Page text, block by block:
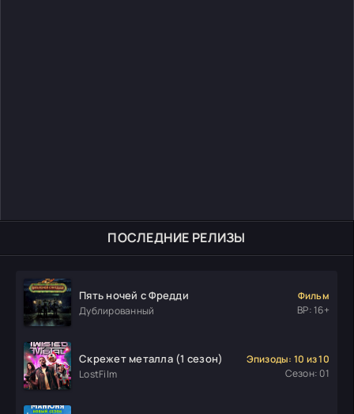
ПОСЛЕДНИЕ РЕЛИЗЫ
Пять ночей с Фредди
Дублированный
Фильм
ВР: 16+
Скрежет металла (1 сезон)
LostFilm
Эпизоды: 10 из 10
Сезон: 01